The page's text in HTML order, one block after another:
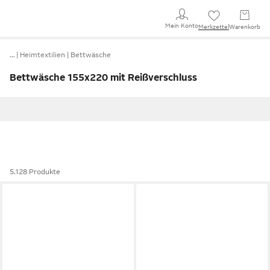
Mein KontoMerkzettel Warenkorb
… Heimtextilien Bettwäsche
Bettwäsche 155x220 mit Reißverschluss
5.128 Produkte